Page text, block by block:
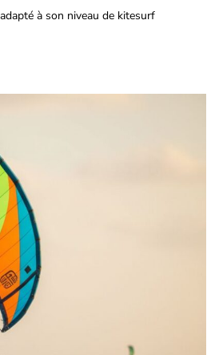
à son niveau de kitesurf